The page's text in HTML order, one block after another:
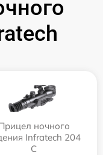
ночного
Infratech 204
С